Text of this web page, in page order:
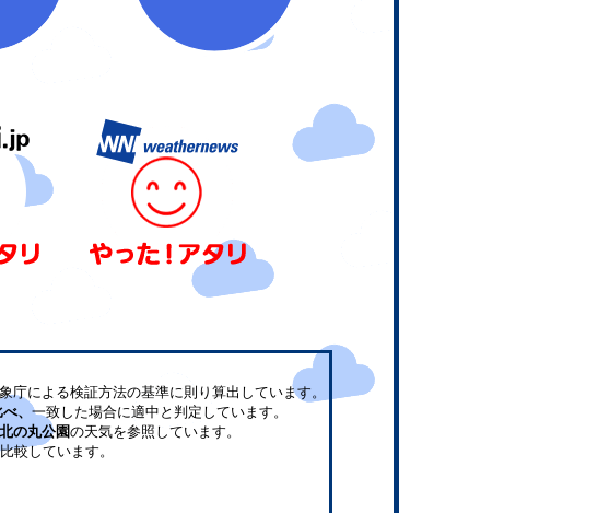
庁による検証方法の基準に則り算出しています。
、 一致した場合に適中と判定しています。
の丸公園の天気を参照しています。
較しています。